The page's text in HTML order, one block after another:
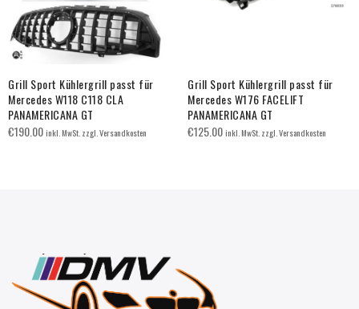
Grill Sport Kühlergrill passt für
Mercedes W118 C118 CLA
PANAMERICANA GT
€190.00inkl. MwSt. zzgl. Versandkosten
Grill Sport Kühlergrill passt für
Mercedes W176 FACELIFT
PANAMERICANA GT
€125.00inkl. MwSt. zzgl. Versandkosten